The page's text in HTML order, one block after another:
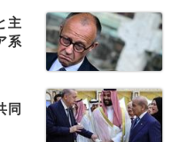
主
系
同